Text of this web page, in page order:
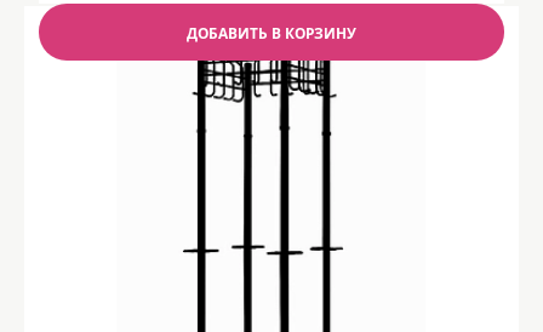
ДОБАВИТЬ В КОРЗИНУ